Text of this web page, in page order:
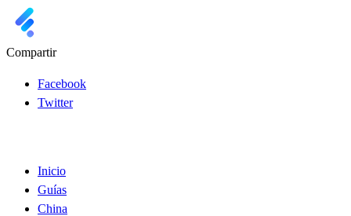
Compartir
Facebook
Twitter
Inicio
Guías
China